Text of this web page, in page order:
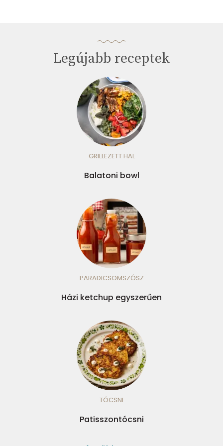
Legújabb receptek
GRILLEZETT HAL
Balatoni bowl
PARADICSOMSZÓSZ
Házi ketchup egyszerűen
TÓCSNI
Patisszontócsni